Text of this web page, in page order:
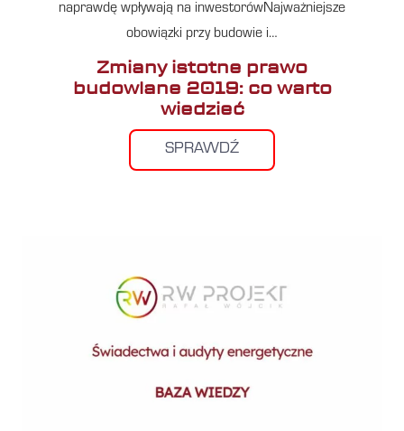
naprawdę wpływają na inwestorówNajważniejsze
obowiązki przy budowie i…
Zmiany istotne prawo
budowlane 2019: co warto
wiedzieć
SPRAWDŹ